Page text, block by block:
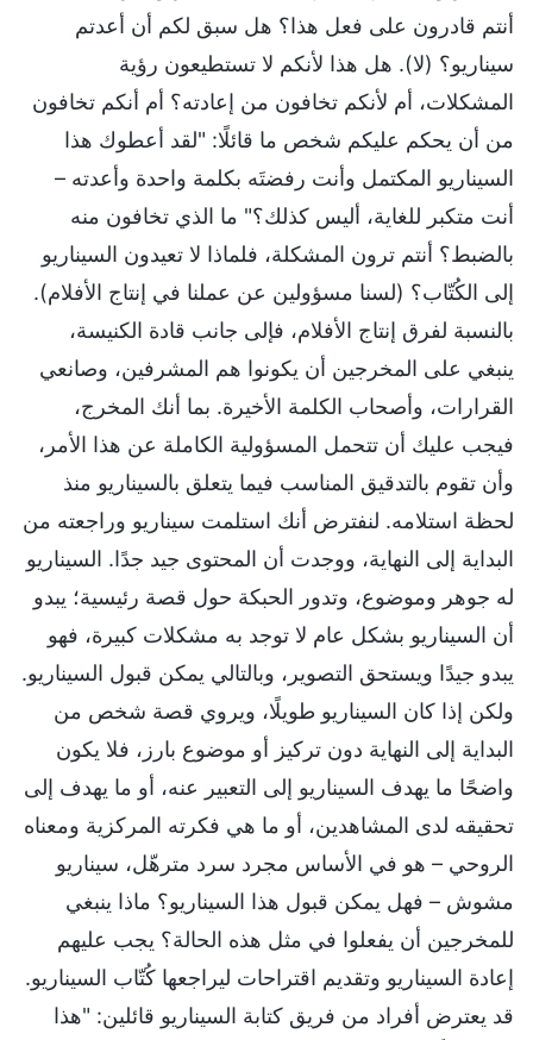
أنتم قادرون على فعل هذا؟ هل سبق لكم أن أعدتم
سيناريو؟ (لا). هل هذا لأنكم لا تستطيعون رؤية
المشكلات، أم لأنكم تخافون من إعادته؟ أم أنكم تخافون
من أن يحكم عليكم شخص ما قائلًا: "لقد أعطوك هذا
السيناريو المكتمل وأنت رفضتَه بكلمة واحدة وأعدته –
أنت متكبر للغاية، أليس كذلك؟" ما الذي تخافون منه
بالضبط؟ أنتم ترون المشكلة، فلماذا لا تعيدون السيناريو
إلى الكُتّاب؟ (لسنا مسؤولين عن عملنا في إنتاج الأفلام).
بالنسبة لفرق إنتاج الأفلام، فإلى جانب قادة الكنيسة،
ينبغي على المخرجين أن يكونوا هم المشرفين، وصانعي
القرارات، وأصحاب الكلمة الأخيرة. بما أنك المخرج،
فيجب عليك أن تتحمل المسؤولية الكاملة عن هذا الأمر،
وأن تقوم بالتدقيق المناسب فيما يتعلق بالسيناريو منذ
لحظة استلامه. لنفترض أنك استلمت سيناريو وراجعته من
البداية إلى النهاية، ووجدت أن المحتوى جيد جدًا. السيناريو
له جوهر وموضوع، وتدور الحبكة حول قصة رئيسية؛ يبدو
أن السيناريو بشكل عام لا توجد به مشكلات كبيرة، فهو
يبدو جيدًا ويستحق التصوير، وبالتالي يمكن قبول السيناريو.
ولكن إذا كان السيناريو طويلًا، ويروي قصة شخص من
البداية إلى النهاية دون تركيز أو موضوع بارز، فلا يكون
واضحًا ما يهدف السيناريو إلى التعبير عنه، أو ما يهدف إلى
تحقيقه لدى المشاهدين، أو ما هي فكرته المركزية ومعناه
الروحي – هو في الأساس مجرد سرد مترهّل، سيناريو
مشوش – فهل يمكن قبول هذا السيناريو؟ ماذا ينبغي
للمخرجين أن يفعلوا في مثل هذه الحالة؟ يجب عليهم
إعادة السيناريو وتقديم اقتراحات ليراجعها كُتّاب السيناريو.
قد يعترض أفراد من فريق كتابة السيناريو قائلين: "هذا